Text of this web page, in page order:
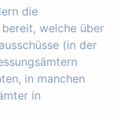
die
welche über
(in der
in manchen
in